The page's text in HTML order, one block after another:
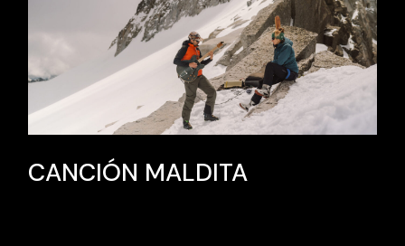
CANCIÓN MALDITA